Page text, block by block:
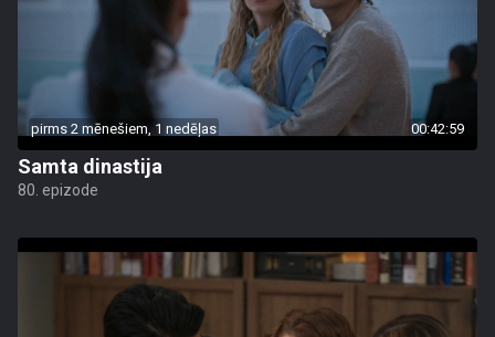
pirms 2 mēnešiem, 1 nedēļas 00:42:59
Samta dinastija
80. epizode